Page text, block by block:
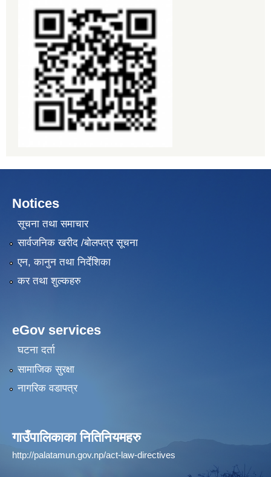
Notices
सूचना तथा समाचार
सार्वजनिक खरीद /बोलपत्र सूचना
एन, कानुन तथा निर्देशिका
कर तथा शुल्कहरु
eGov services
घटना दर्ता
सामाजिक सुरक्षा
नागरिक वडापत्र
गाउँपालिकाका नितिनियमहरु
http://palatamun.gov.np/act-law-directives